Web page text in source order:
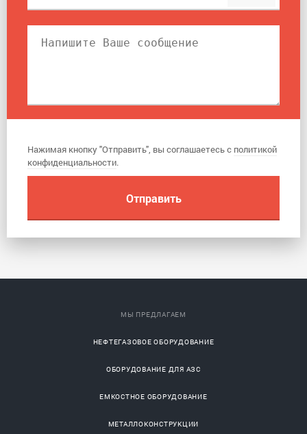
Нажимая кнопку "Отправить", вы соглашаетесь с политикой
конфиденциальности.
МЫ ПРЕДЛАГАЕМ
НЕФТЕГАЗОВОЕ ОБОРУДОВАНИЕ
ОБОРУДОВАНИЕ ДЛЯ АЗС
ЕМКОСТНОЕ ОБОРУДОВАНИЕ
МЕТАЛЛОКОНСТРУКЦИИ